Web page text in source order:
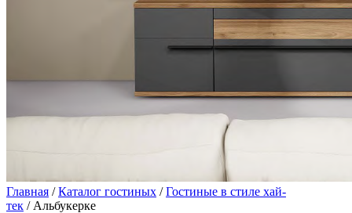
Главная /Каталог гостиных /Гостиные в стиле хай-
тек / Альбукерке